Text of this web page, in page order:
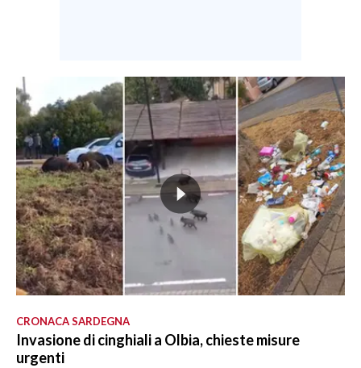
CRONACA SARDEGNA
Invasione di cinghiali a Olbia, chieste misure
urgenti